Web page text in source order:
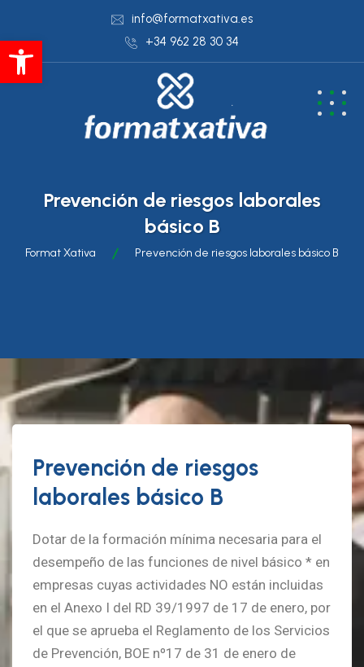
Abrir barra de herramientas
info@formatxativa.es
+34 962 28 30 34
Prevención de riesgos laborales
básico B
Format Xativa Prevención de riesgos laborales básico B
Prevención de riesgos
laborales básico B
Dotar de la formación mínima necesaria para el
desempeño de las funciones de nivel básico * en
empresas cuyas actividades NO están incluidas
en el Anexo I del RD 39/1997 de 17 de enero, por
el que se aprueba el Reglamento de los Servicios
de Prevención, BOE nº17 de 31 de enero de